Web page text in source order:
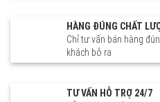
composite đẹp các mẫu cửa
gỗ nhựa composite cao cấp
vân gỗ Cửa nhựa composite
có tốt không Cửa nhựa
cửa nhựa phòng ngủ giá rẻ tại
Hà Nội Báo giá cửa nhựa
HÀNG ĐÚNG CHẤT
Chỉ tư vấn bán hàng
khách bỏ ra
TƯ VẤN HỖ TRỢ 24/7